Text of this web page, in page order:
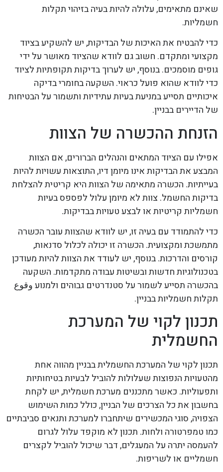
שאינם מתאימים, עלולה להיות בעיה בזיהוי תקלות
חשמליות.
כדי להבטיח את האיכות של הבדיקות, יש להשקיע בציוד
מקצועי ומתקדם. חשוב גם לוודא שהציוד מאושר על ידי
גופים מוסמכים. בנוסף, יש לערוך בדיקות תקופתיות לציוד
כדי לוודא שהוא פועל כראוי. השקעה בחומרי בדיקה
איכותיים תסייע במניעת בעיות עתידיות ותשמור על הבטיחות
של הדיירים בבניין.
הזנחת ההכשרה של הצוות
אפילו עם הציוד המתאים והנהלים הברורים, אם הצוות
המבצע את הבדיקות אינו מיומן דיו, התוצאות עשויות להיות
בעייתיות. הכשרה מתאימה של הצוות היא קריטית להצלחת
בדיקות החשמל. צוות לא מיומן עלול לפספס בעיות
חשמליות קריטיות או לבצע טעויות בבדיקות.
כדי להתמודד עם בעיה זו, יש לוודא שהצוות עובר הכשרה
מתמשכת ומקצועית. הכשרה זו יכולה לכלול סדנאות,
קורסים והדרכות. בנוסף, יש לעודד את הצוות להיות מעודכן
בטכנולוגיות חדשות ובשיטות עבודה מתקדמות. השקעה
בהכשרה תסייע לשמור על סטנדרטים גבוהים ולמנוע وقوع
תקלות חשמליות בבניין.
תכנון לקוי של המערכת
החשמלית
תכנון לקוי של המערכת החשמלית בבניין מהווה אחת
מהטעויות הנפוצות שעלולות להוביל לבעיות בטיחותיות
ותפעוליות. כאשר מתכננים מערכת חשמלית, יש לקחת
בחשבון את כל הצרכים של הבניין, כולל כמות השימוש
הצפויה, סוגי המכשירים שיתחברו למערכת ותנאים סביבתיים
כמו טמפרטורה ולחות. תכנון לא מוקפד עלול לגרום
להעמסה יתרה על המעגלים, דבר שיכול להוביל לקצרים
חשמליים או לשריפות.